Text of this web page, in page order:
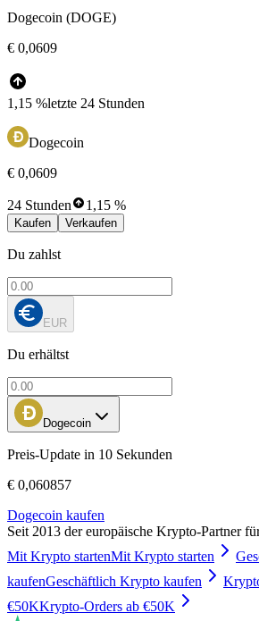
Dogecoin (DOGE)
€ 0,0609
1,15 %letzte 24 Stunden
Dogecoin
€ 0,0609
24 Stunden 1,15 %
Kaufen Verkaufen
Du zahlst
EUR
Du erhältst
Dogecoin
Preis-Update in 10 Sekunden
€ 0,060857
Dogecoin kaufen
Seit 2013 der europäische Krypto-Partner
Mit Krypto startenMit Krypto starten
kaufenGeschäftlich Krypto kaufen
€50KKrypto-Orders ab €50K